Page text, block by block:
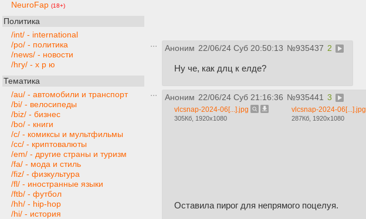
NeuroFap (18+)
Политика
/int/ - international
/po/ - политика
/news/ - новости
/hry/ - х р ю
Тематика
/au/ - автомобили и транспорт
/bi/ - велосипеды
/biz/ - бизнес
/bo/ - книги
/c/ - комиксы и мультфильмы
/cc/ - криптовалюты
/em/ - другие страны и туризм
/fa/ - мода и стиль
/fiz/ - физкультура
/fl/ - иностранные языки
/ftb/ - футбол
/hh/ - hip-hop
/hi/ - история
Аноним 22/06/24 Суб 20:50:13 №935437 2
Ну че, как длц к елде?
Аноним 22/06/24 Суб 21:16:36 №935441 3
vlcsnap-2024-06[...].jpg
305Кб, 1920x1080
vlcsnap-2024-06[...].jpg
287Кб, 1920x1080
Оставила пирог для непрямого поцелуя.